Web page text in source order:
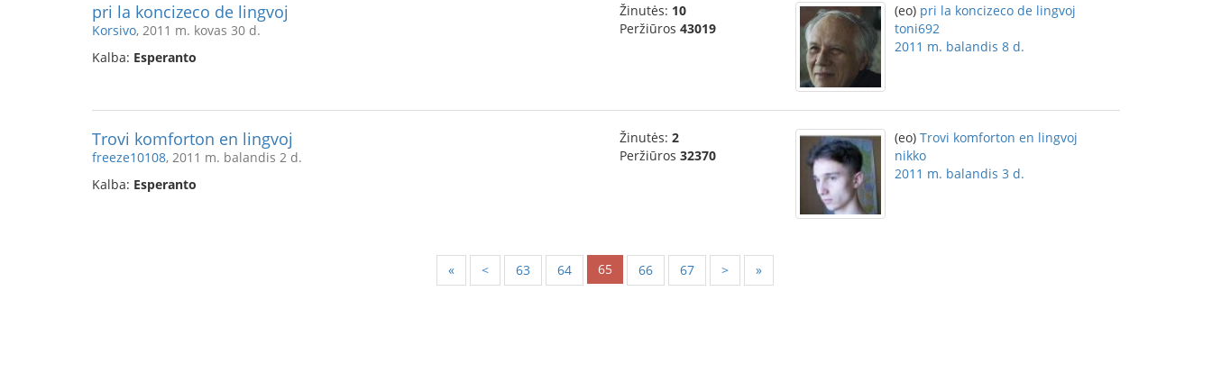
pri la koncizeco de lingvoj
Korsivo, 2011 m. kovas 30 d.
Kalba: Esperanto
Žinutės: 10
Peržiūros 43019
(eo) pri la koncizeco de lingvoj
toni692
2011 m. balandis 8 d.
Trovi komforton en lingvoj
freeze10108, 2011 m. balandis 2 d.
Kalba: Esperanto
Žinutės: 2
Peržiūros 32370
(eo) Trovi komforton en lingvoj
nikko
2011 m. balandis 3 d.
« < 63 64 65 66 67 > »